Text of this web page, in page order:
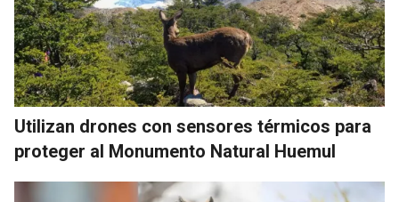
Utilizan drones con sensores térmicos para
proteger al Monumento Natural Huemul